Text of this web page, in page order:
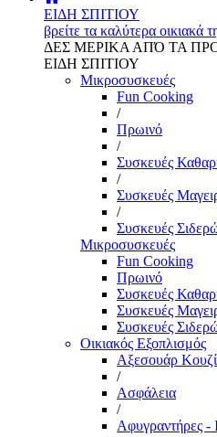
ΕΙΔΗ ΣΠΙΤΙΟΥ
βρείτε τα καλύτερα οικιακά
ΔΕΣ ΜΕΡΙΚΑ ΑΠΌ ΤΑ
ΕΙΔΗ ΣΠΙΤΙΟΥ
Μικροσυσκευές
Fun Cooking
/
Πρωινό
/
Συσκευές
/
Συσκευές
/
Συσκευές
Μικροσυσκευές
Fun Cooking
Πρωινό
Συσκευές
Συσκευές
Συσκευές
Οικιακός Εξοπλισμός
Αξεσουάρ
/
Ασφάλεια
/
Αφυγραντήρες -